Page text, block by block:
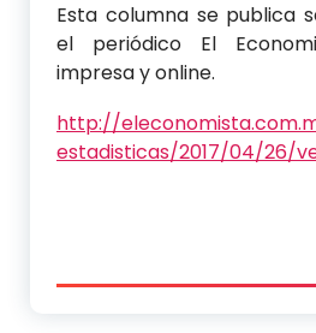
Esta columna se publica
el periódico El
impresa y online.
http://
estadisticas/2017/04/26/